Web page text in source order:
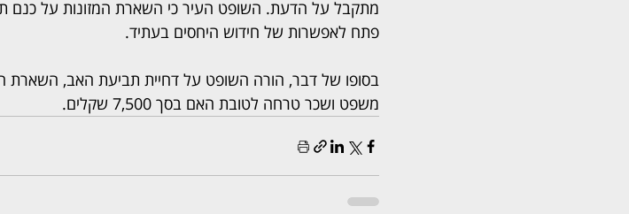
מתקבל על הדעת. השופט העיר כי השארת המזונות על כנם
פתח לאפשרות של חידוש היחסים בעתיד.
בסופו של דבר, הורה השופט על דחיית תביעת האב, השארת
משפט ושכר טרחה לטובת האם בסך 7,500 שקלים.